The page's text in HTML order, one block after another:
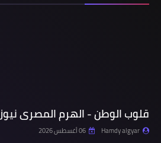
قلوب الوطن - الهرم المصرى نيوز
Hamdy algyar 06 أغسطس 2026